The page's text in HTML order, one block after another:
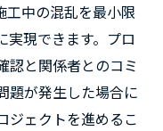
工中の混乱を最小限
実現できます。プロ
認と関係者とのコミ
題が発生した場合に
ジェクトを進めるこ